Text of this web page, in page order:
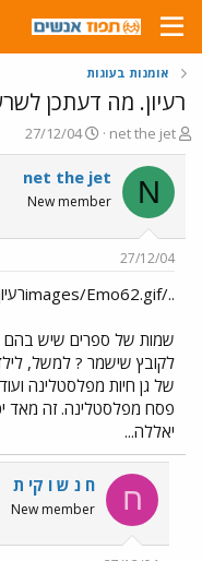
אומנות בעוגות
רעיון. מה דעתכן
פ
ו
ת
ח
ה
ש
net the jet
פ
ו
ר
ם
ר
27/12/04
N
net the jet
New member
27/12/04
../images/Emo62.gifרעיון. מה דעתכן לשרשר כאן
שמות של ספרים שיש בהם
לקובץ שישמר ? למשל,
של גן חיות מפלסטלינה
פסח מפלסטלינה. זה מאד
יאללה...
ח ח נ ש ו קי ת
New member